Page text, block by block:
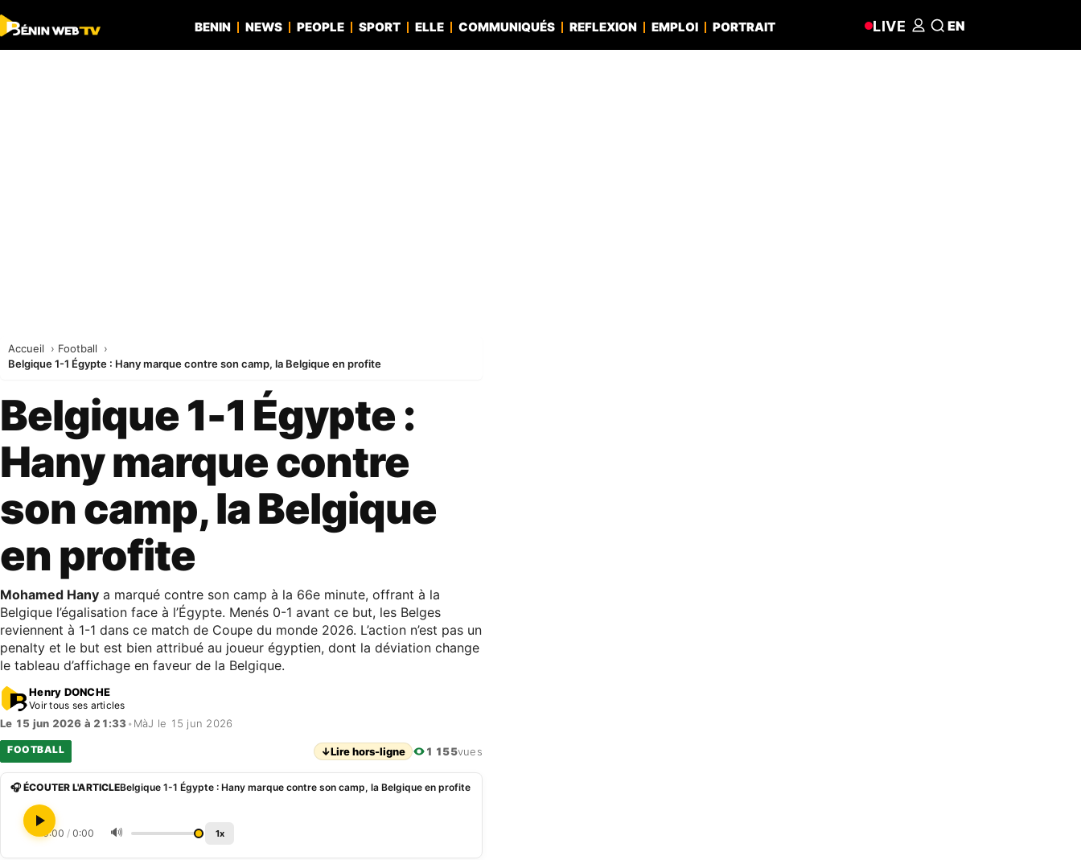
BENIN NEWS PEOPLE SPORT ELLE COMMUNIQUÉS REFLEXION EMPLOI PORTRAIT LIVE EN
Accueil
Football
Belgique 1-1 Égypte : Hany marque contre son camp, la Belgique en profite
Belgique 1-1 Égypte :
Hany marque contre
son camp, la Belgique
en profite
Mohamed Hany a marqué contre son camp à la 66e minute, offrant à la
Belgique l’égalisation face à l’Égypte. Menés 0-1 avant ce but, les Belges
reviennent à 1-1 dans ce match de Coupe du monde 2026. L’action n’est pas un
penalty et le but est bien attribué au joueur égyptien, dont la déviation change
le tableau d’affichage en faveur de la Belgique.
Henry DONCHE
Voir tous ses articles
Le 15 jun 2026 à 21:33• MàJ le 15 jun 2026
FOOTBALL ↓Lire hors-ligne 1 155vues
🎧 ÉCOUTER L'ARTICLEBelgique 1-1 Égypte : Hany marque contre son camp, la Belgique en profite
0:00 / 0:00 🔊 1x